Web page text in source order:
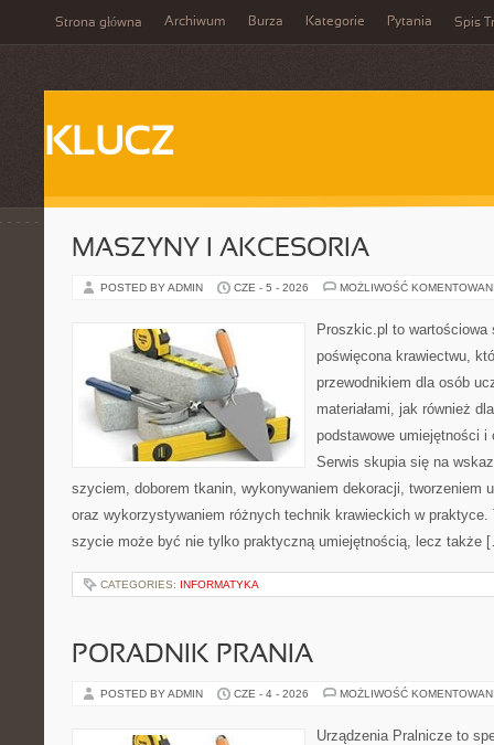
Strona główna Archiwum Burza Kategorie Pytania Spis
KLUCZ
MASZYNY I AKCESORIA
POSTED BY ADMIN CZE - 5 - 2026 MOŻLIWOŚĆ
Proszkic.pl to wartościowa
poświęcona krawiectwu,
przewodnikiem dla osób
materiałami, jak również
podstawowe umiejętności
Serwis skupia się na
szyciem, doborem tkanin, wykonywaniem dekoracji, tworzeniem
oraz wykorzystywaniem różnych technik krawieckich w
szycie może być nie tylko praktyczną umiejętnością, lecz także
CATEGORIES: INFORMATYKA
PORADNIK PRANIA
POSTED BY ADMIN CZE - 4 - 2026 MOŻLIWOŚĆ
Urządzenia Pralnicze to